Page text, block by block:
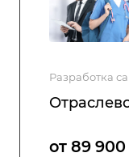
Разработка
от 89 900